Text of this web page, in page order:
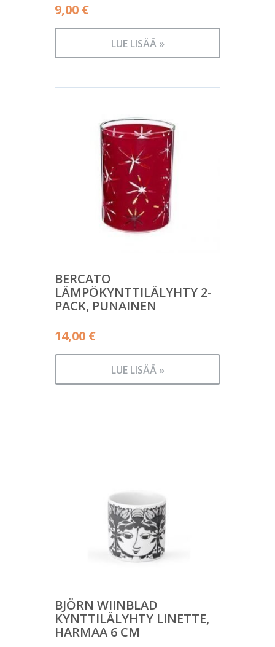
9,00 €
LUE LISÄÄ »
BERCATO
LÄMPÖKYNTTILÄLYHTY 2-
PACK, PUNAINEN
14,00 €
LUE LISÄÄ »
BJÖRN WIINBLAD
KYNTTILÄLYHTY LINETTE,
HARMAA 6 CM